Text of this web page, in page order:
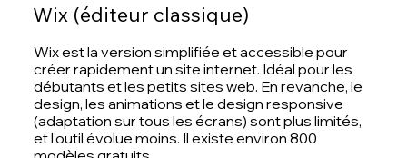
Wix (éditeur classique)
Wix est la version simplifiée et accessible pour
créer rapidement un site internet. Idéal pour les
débutants et les petits sites web. En revanche, le
design, les animations et le design responsive
(adaptation sur tous les écrans) sont plus limités,
et l’outil évolue moins. Il existe environ 800